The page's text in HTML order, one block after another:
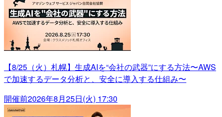
【8/25（火）札幌】生成AIを“会社の武器”にする方法〜AWS
で加速するデータ分析と、安全に導入する仕組み〜
開催前2026年8月25日(火) 17:30